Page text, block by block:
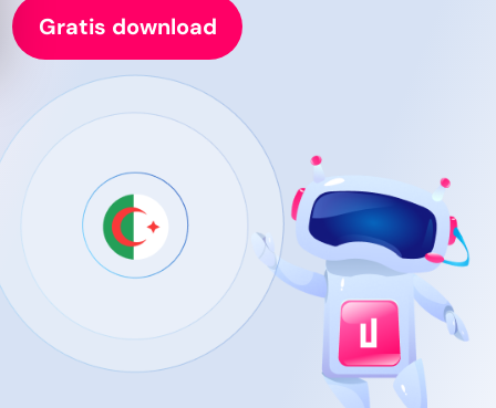
Gratis download